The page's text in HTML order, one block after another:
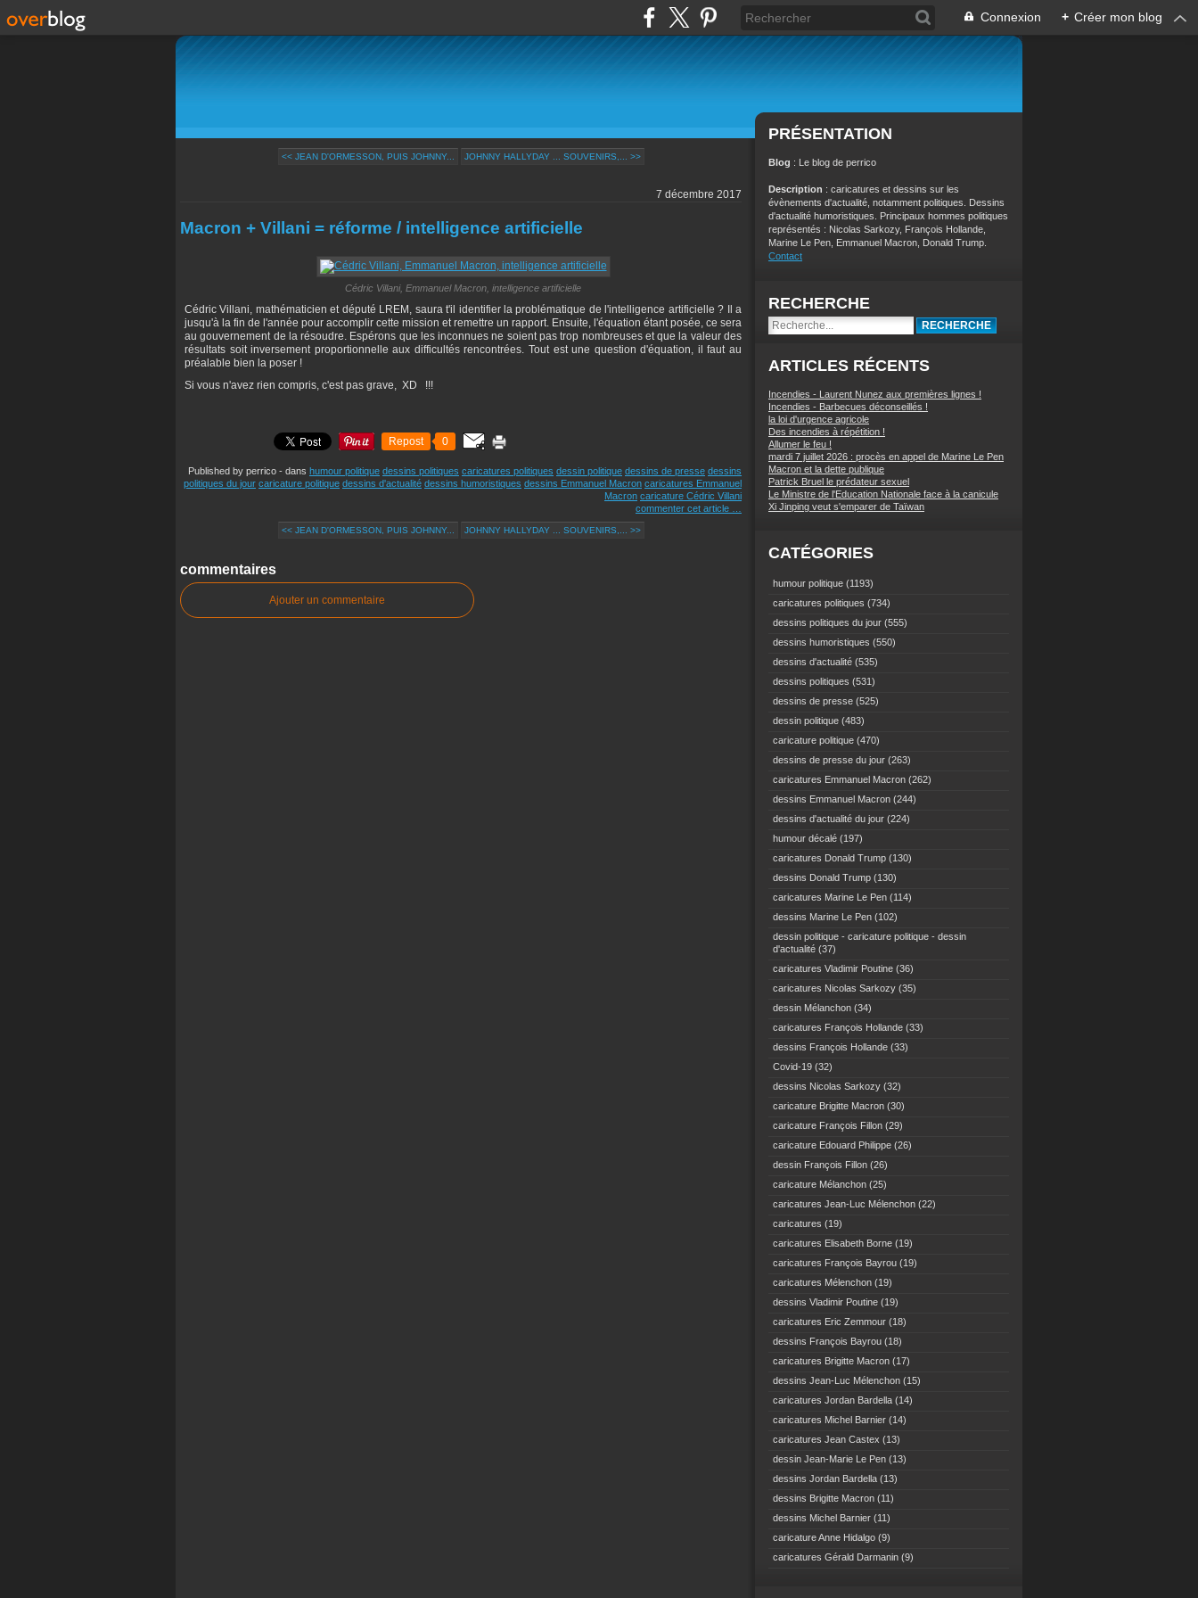
Connexion + Créer mon blog
<< JEAN D'ORMESSON, PUIS JOHNNY... JOHNNY HALLYDAY ... SOUVENIRS,... >>
7 décembre 2017
Macron + Villani = réforme / intelligence artificielle
Cédric Villani, Emmanuel Macron, intelligence artificielle
Cédric Villani, mathématicien et député LREM, saura t'il identifier la problématique de l'intelligence artificielle ? Il a
jusqu'à la fin de l'année pour accomplir cette mission et remettre un rapport. Ensuite, l'équation étant posée, ce sera
au gouvernement de la résoudre. Espérons que les inconnues ne soient pas trop nombreuses et que la valeur des
résultats soit inversement proportionnelle aux difficultés rencontrées. Tout est une question d'équation, il faut au
préalable bien la poser !
Si vous n'avez rien compris, c'est pas grave, XD !!!
Repost 0
Published by perrico - dans humour politique dessins politiques caricatures politiques dessin politique dessins de presse dessins
politiques du jour caricature politique dessins d'actualité dessins humoristiques dessins Emmanuel Macron caricatures Emmanuel
Macron caricature Cédric Villani
commenter cet article
<< JEAN D'ORMESSON, PUIS JOHNNY... JOHNNY HALLYDAY ... SOUVENIRS,... >>
commentaires
Ajouter un commentaire
PRÉSENTATION
Blog : Le blog de perrico
Description : caricatures et dessins sur les
évènements d'actualité, notamment politiques. Dessins
d'actualité humoristiques. Principaux hommes politiques
représentés : Nicolas Sarkozy, François Hollande,
Marine Le Pen, Emmanuel Macron, Donald Trump.
Contact
RECHERCHE
ARTICLES RÉCENTS
Incendies - Laurent Nunez aux premières lignes !
Incendies - Barbecues déconseillés !
la loi d'urgence agricole
Des incendies à répétition !
Allumer le feu !
mardi 7 juillet 2026 : procès en appel de Marine Le Pen
Macron et la dette publique
Patrick Bruel le prédateur sexuel
Le Ministre de l'Education Nationale face à la canicule
Xi Jinping veut s'emparer de Taïwan
CATÉGORIES
humour politique (1193)
caricatures politiques (734)
dessins politiques du jour (555)
dessins humoristiques (550)
dessins d'actualité (535)
dessins politiques (531)
dessins de presse (525)
dessin politique (483)
caricature politique (470)
dessins de presse du jour (263)
caricatures Emmanuel Macron (262)
dessins Emmanuel Macron (244)
dessins d'actualité du jour (224)
humour décalé (197)
caricatures Donald Trump (130)
dessins Donald Trump (130)
caricatures Marine Le Pen (114)
dessins Marine Le Pen (102)
dessin politique - caricature politique - dessin
d'actualité (37)
caricatures Vladimir Poutine (36)
caricatures Nicolas Sarkozy (35)
dessin Mélanchon (34)
caricatures François Hollande (33)
dessins François Hollande (33)
Covid-19 (32)
dessins Nicolas Sarkozy (32)
caricature Brigitte Macron (30)
caricature François Fillon (29)
caricature Edouard Philippe (26)
dessin François Fillon (26)
caricature Mélanchon (25)
caricatures Jean-Luc Mélenchon (22)
caricatures (19)
caricatures Elisabeth Borne (19)
caricatures François Bayrou (19)
caricatures Mélenchon (19)
dessins Vladimir Poutine (19)
caricatures Eric Zemmour (18)
dessins François Bayrou (18)
caricatures Brigitte Macron (17)
dessins Jean-Luc Mélenchon (15)
caricatures Jordan Bardella (14)
caricatures Michel Barnier (14)
caricatures Jean Castex (13)
dessin Jean-Marie Le Pen (13)
dessins Jordan Bardella (13)
dessins Brigitte Macron (11)
dessins Michel Barnier (11)
caricature Anne Hidalgo (9)
caricatures Gérald Darmanin (9)